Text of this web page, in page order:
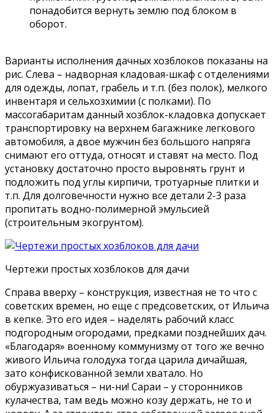
понадобится вернуть землю под блоком в
оборот.
Варианты исполнения дачных хозблоков показаны на
рис. Слева – надворная кладовая-шкаф с отделениями
для одежды, лопат, грабель и т.п. (без полок), мелкого
инвентаря и сельхозхимии (с полками). По
массогабаритам данный хозблок-кладовка допускает
транспортировку на верхнем багажнике легкового
автомобиля, а двое мужчин без большого напряга
снимают его оттуда, относят и ставят на место. Под
установку достаточно просто выровнять грунт и
подложить под углы кирпичи, тротуарные плитки и
т.п. Для долговечности нужно все детали 2-3 раза
пропитать водно-полимерной эмульсией
(строительным экогрунтом).
Чертежи простых хозблоков для дачи
Справа вверху – конструкция, известная не то что с
советских времен, но еще с предсоветских, от Ильича
в кепке. Это его идея – наделять рабочий класс
подгородным огородами, предками позднейших дач.
«Благодаря» военному коммунизму от того же вечно
живого Ильича голодуха тогда царила дичайшая,
зато конфискованной земли хватало. Но
обуржуазиваться – ни-ни! Сараи – у сторонников
кулачества, там ведь можно козу держать, не то и